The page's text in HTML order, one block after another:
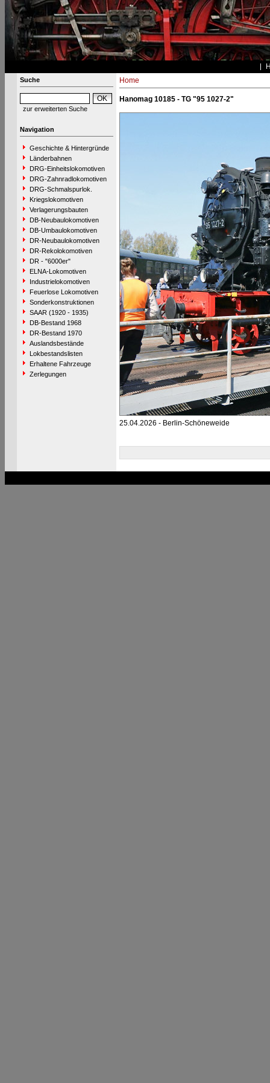
Suche
zur erweiterten Suche
Navigation
Geschichte & Hintergründe
Länderbahnen
DRG-Einheitslokomotiven
DRG-Zahnradlokomotiven
DRG-Schmalspurlok.
Kriegslokomotiven
Verlagerungsbauten
DB-Neubaulokomotiven
DB-Umbaulokomotiven
DR-Neubaulokomotiven
DR-Rekolokomotiven
DR - "6000er"
ELNA-Lokomotiven
Industrielokomotiven
Feuerlose Lokomotiven
Sonderkonstruktionen
SAAR (1920 - 1935)
DB-Bestand 1968
DR-Bestand 1970
Auslandsbestände
Lokbestandslisten
Erhaltene Fahrzeuge
Zerlegungen
Home
Hanomag 10185 - TG "95 1027-2"
25.04.2026 - Berlin-Schöneweide